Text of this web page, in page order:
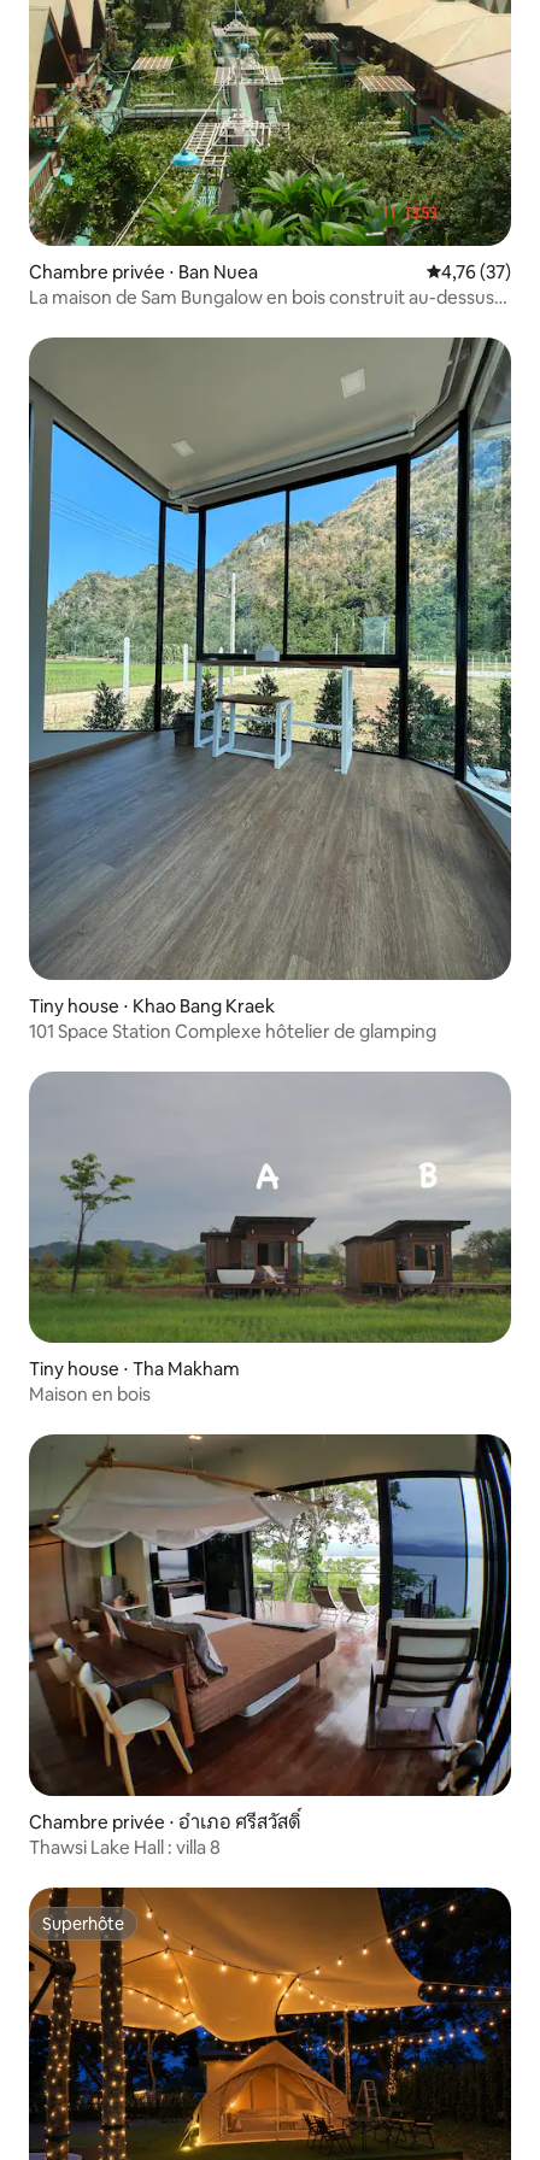
Chambre privée ⋅ Ban Nuea Évaluation
4,76 (37)
La maison de Sam Bungalow en bois construit au-dessus
Tiny house ⋅ Khao Bang Kraek
101 Space Station Complexe hôtelier de glamping
Tiny house ⋅ Tha Makham
Maison en bois
Chambre privée ⋅ อำเภอ ศรีสวัสดิ์
Thawsi Lake Hall : villa 8
Superhôte
Superhôte